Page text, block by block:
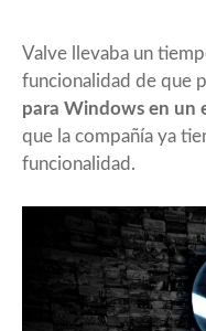
Valve llevaba un
funcionalidad de que
para Windows en un
que la compañía ya
funcionalidad.